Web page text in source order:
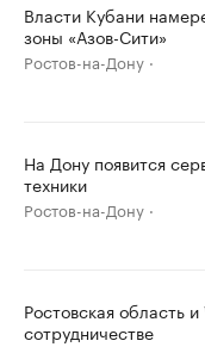
Власти Кубани
зоны «Азов-Сити»
Ростов-на-Дону
На Дону появится
техники
Ростов-на-Дону
Ростовская область
сотрудничестве